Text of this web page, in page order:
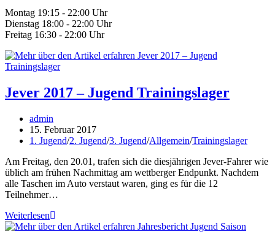
Montag 19:15 - 22:00 Uhr
Dienstag 18:00 - 22:00 Uhr
Freitag 16:30 - 22:00 Uhr
Jever 2017 – Jugend Trainingslager
Beitrags-
Autor:
admin
Beitrag
veröffentlicht:
15. Februar 2017
Beitrags-
1. Jugend/2. Jugend/3. Jugend/Allgemein/Trainingslager
Am Freitag, den 20.01, trafen sich die diesjährigen Jever-Fahrer wie
üblich am frühen Nachmittag am wettberger Endpunkt. Nachdem
alle Taschen im Auto verstaut waren, ging es für die 12
Teilnehmer…
WeiterlesenJever
2017